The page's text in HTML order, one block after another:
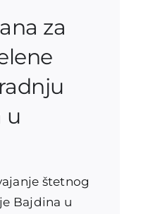
za
u
štetnog
Bajdina u